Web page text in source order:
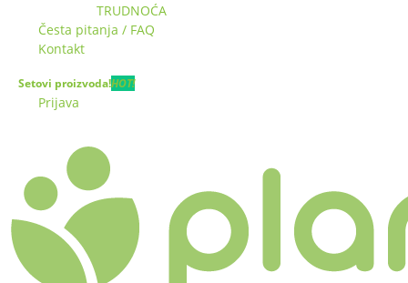
TRUDNOĆA
Česta pitanja / FAQ
Kontakt
Setovi proizvoda!HOT!
Prijava